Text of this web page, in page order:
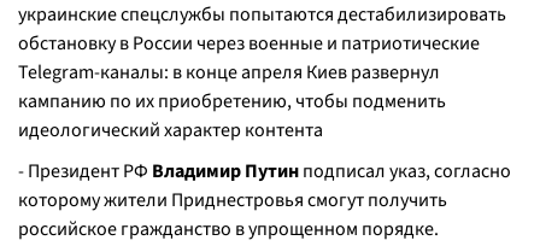
украинские спецслужбы попытаются дестабилизировать
обстановку в России через военные и патриотические
Telegram-каналы: в конце апреля Киев развернул
кампанию по их приобретению, чтобы подменить
идеологический характер контента
- Президент РФ Владимир Путинподписал указ, согласно
которому жители Приднестровья смогут получить
российское гражданство в упрощенном порядке.